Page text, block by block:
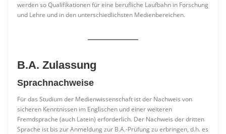
werden so Qualifikationen für eine berufliche Laufbahn in Forschung
und Lehre und in den unterschiedlichsten Medienbereichen.
B.A. Zulassung
Sprachnachweise
Für das Studium der Medienwissenschaft ist der Nachweis von
sicheren Kenntnissen im Englischen und einer weiteren
Fremdsprache (auch Latein) erforderlich. Der Nachweis der dritten
Sprache ist bis zur Anmeldung zur B.A.-Prüfung zu erbringen, d.h. es